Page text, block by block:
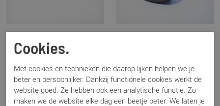
Joss
500 blauw
Joss
Sale Sale
Cookies.
Met cookies en technieken die daarop lijken helpen we je
beter en persoonlijker. Dankzij functionele cookies werkt de
website goed. Ze hebben ook een analytische functie. Zo
maken we de website elke dag een beetje beter. We laten je